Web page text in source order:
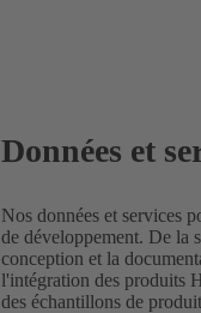
Données et
Nos données et services
de développement. De la
conception et la
l'intégration des produits
des échantillons de